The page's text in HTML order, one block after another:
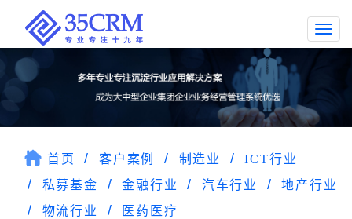
首页 客户案例 制造业
ICT行业
私募基金
金融行业 汽车行业
地产行业
物流行业
医药医疗